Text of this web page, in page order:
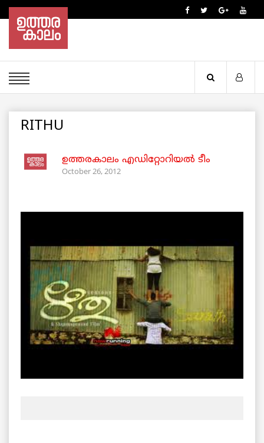
RITHU
ഉത്തരകാലം എഡിറ്റോറിയല്‍ ടീം
October 26, 2012